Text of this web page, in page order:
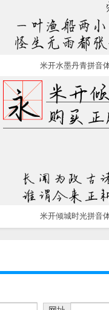
米开水墨丹青拼音
米开倾城时光拼音